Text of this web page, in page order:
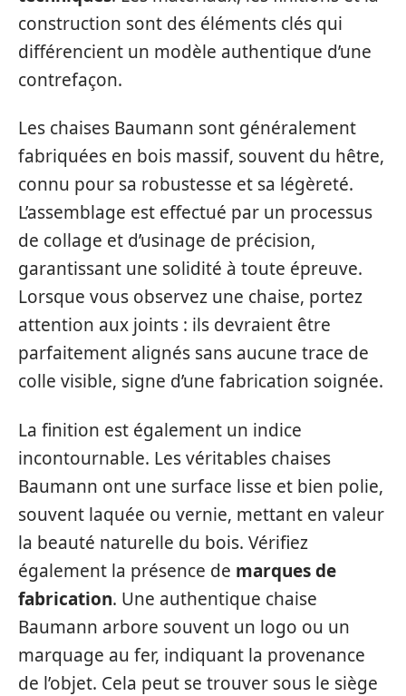
construction sont des éléments clés qui
différencient un modèle authentique d’une
contrefaçon.
Les chaises Baumann sont généralement
fabriquées en bois massif, souvent du hêtre,
connu pour sa robustesse et sa légèreté.
L’assemblage est effectué par un processus
de collage et d’usinage de précision,
garantissant une solidité à toute épreuve.
Lorsque vous observez une chaise, portez
attention aux joints : ils devraient être
parfaitement alignés sans aucune trace de
colle visible, signe d’une fabrication soignée.
La finition est également un indice
incontournable. Les véritables chaises
Baumann ont une surface lisse et bien polie,
souvent laquée ou vernie, mettant en valeur
la beauté naturelle du bois. Vérifiez
également la présence de marques de
fabrication. Une authentique chaise
Baumann arbore souvent un logo ou un
marquage au fer, indiquant la provenance
de l’objet. Cela peut se trouver sous le siège